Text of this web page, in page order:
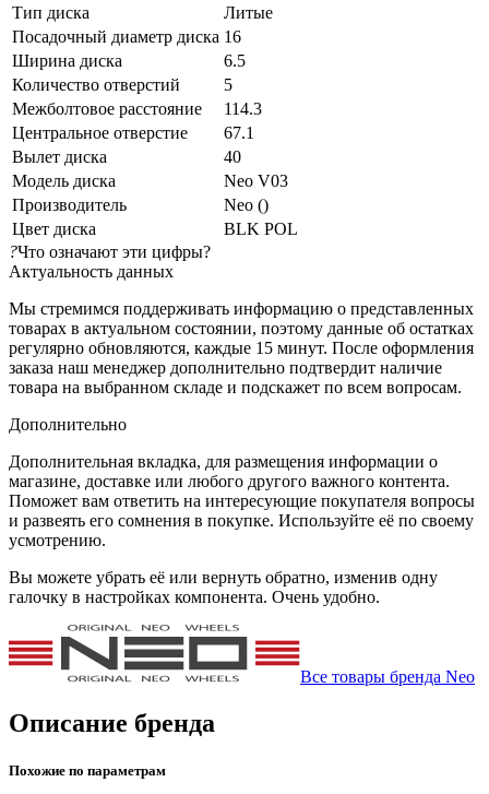
Тип диска
Литые
Посадочный диаметр диска 16
Ширина диска
6.5
Количество отверстий
5
Межболтовое расстояние
114.3
Центральное отверстие
67.1
Вылет диска
40
Модель диска
Neo V03
Производитель
Neo ()
Цвет диска
BLK POL
?Что означают эти цифры?
Актуальность данных
Мы стремимся поддерживать информацию о представленных
товарах в актуальном состоянии, поэтому данные об остатках
регулярно обновляются, каждые 15 минут. После оформления
заказа наш менеджер дополнительно подтвердит наличие
товара на выбранном складе и подскажет по всем вопросам.
Дополнительно
Дополнительная вкладка, для размещения информации о
магазине, доставке или любого другого важного контента.
Поможет вам ответить на интересующие покупателя вопросы
и развеять его сомнения в покупке. Используйте её по своему
усмотрению.
Вы можете убрать её или вернуть обратно, изменив одну
галочку в настройках компонента. Очень удобно.
Все товары бренда Neo
Описание бренда
Похожие по параметрам